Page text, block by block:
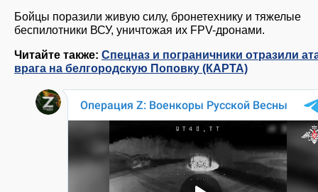
Бойцы поразили живую силу, бронетехнику и тяжелые
беспилотники ВСУ, уничтожая их FPV-дронами.
Читайте также: Спецназ и пограничники отразили
врага на белгородскую Поповку (КАРТА)